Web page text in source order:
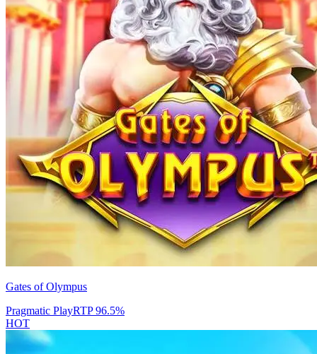
Gates of Olympus
Pragmatic PlayRTP96.5%
HOT